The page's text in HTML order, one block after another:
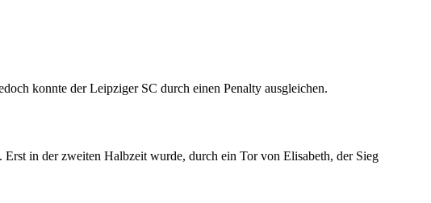
konnte der Leipziger SC durch einen Penalty ausgleichen.
in der zweiten Halbzeit wurde, durch ein Tor von Elisabeth, der Sieg